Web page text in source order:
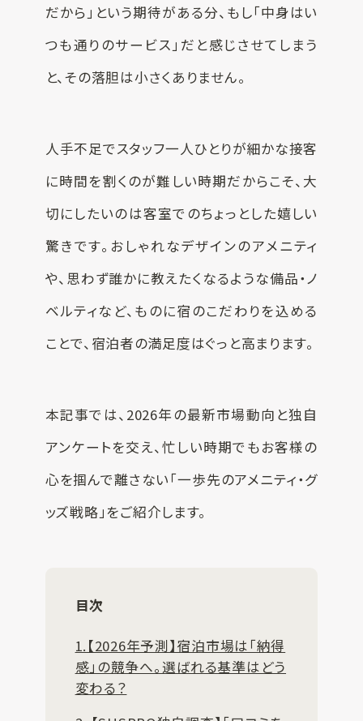
だから」という期待がある分、もし「中身はい
つも通りのサービス」だと感じさせてしまう
と、その落胆は小さくありません。
人手不足でスタッフ一人ひとりが細かな接客
に時間を割くのが難しい時期だからこそ、大
切にしたいのは客室でのちょっとした嬉しい
驚きです。おしゃれなデザインのアメニティ
や、思わず誰かに教えたくなるような備品・ノ
ベルティなど、ものに宿のこだわりを込める
ことで、宿泊者の満足度はぐっと高まります。
本記事では、2026年の最新市場動向と独自
アンケートを交え、忙しい時期でもお客様の
心を掴んで離さない「一歩先のアメニティ・グ
ッズ戦略」をご紹介します。
目次
1.【2026年予測】宿泊市場は「納得
感」の競争へ。選ばれる基準はどう
変わる？